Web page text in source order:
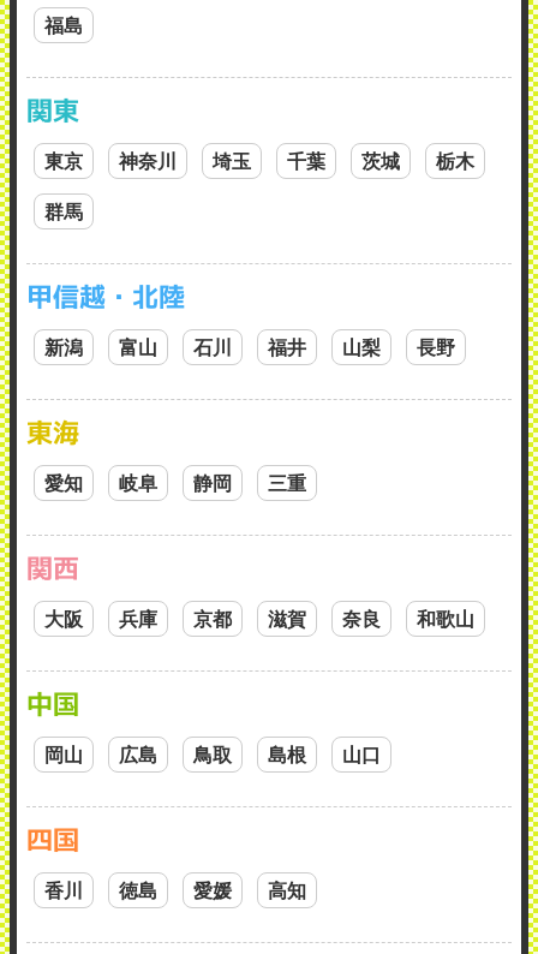
福島
関東
東京 神奈川 埼玉 千葉 茨城 栃木
群馬
甲信越・北陸
新潟 富山 石川 福井 山梨 長野
東海
愛知 岐阜 静岡 三重
関西
大阪 兵庫 京都 滋賀 奈良 和歌山
中国
岡山 広島 鳥取 島根 山口
四国
香川 徳島 愛媛 高知